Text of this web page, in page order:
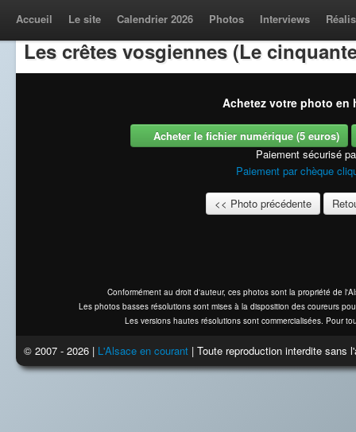
Accueil Le site Calendrier 2026 Photos Interviews
Les crêtes vosgiennes (Le
Achetez votre photo en
Acheter le fichier numérique (5 euros)
Paiement sécurisé
Paiement par chèque
<< Photo précédente
Conformément au droit d'auteur, ces photos sont la propriété de
Les photos basses résolutions sont mises à la disposition des coureurs
Les versions hautes résolutions sont commercialisées. Pour
© 2007 - 2026 | L'Alsace en courant | Toute reproduction interdite sans